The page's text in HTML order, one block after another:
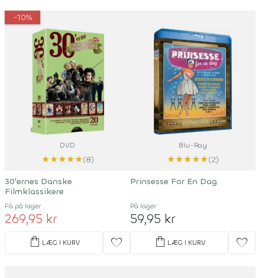
-10%
DVD
★★★★★(8)
30'ernes Danske
Filmklassikere
Få på lager
269,95 kr
shopping_bag LÆG I KURV favorite
Blu-Ray
★★★★★(2)
Prinsesse For En Dag
På lager
59,95 kr
shopping_bag LÆG I KURV favorite